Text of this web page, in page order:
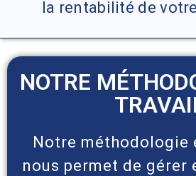
la rentabilité de
NOTRE
Notre méthodologie
nous permet de